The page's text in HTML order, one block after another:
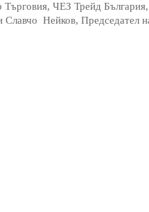
Търговия, ЧЕЗ Трейд
Славчо Нейков,